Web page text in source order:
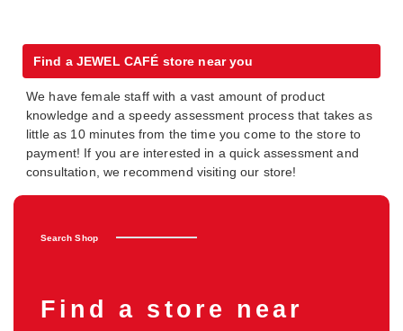
Find a JEWEL CAFÉ store near you
We have female staff with a vast amount of product
knowledge and a speedy assessment process that takes as
little as 10 minutes from the time you come to the store to
payment! If you are interested in a quick assessment and
consultation, we recommend visiting our store!
Search Shop
Find a store near